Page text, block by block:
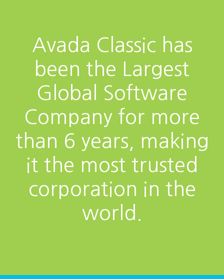
Avada Classic has
been the Largest
Global Software
Company for more
than 6 years, making
it the most trusted
corporation in the
world.